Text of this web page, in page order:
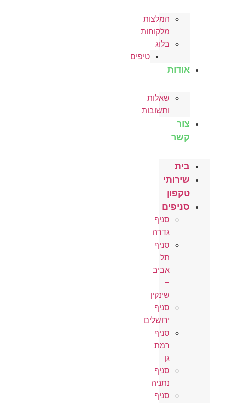
המלצות
מלקוחות
בלוג
טיפים
אודות
שאלות
ותשובות
צור
קשר
בית
שירותי
טקפון
סניפים
סניף
גדרה
סניף
תל
אביב
–
שינקין
סניף
ירושלים
סניף
רמת
גן
סניף
נתניה
סניף